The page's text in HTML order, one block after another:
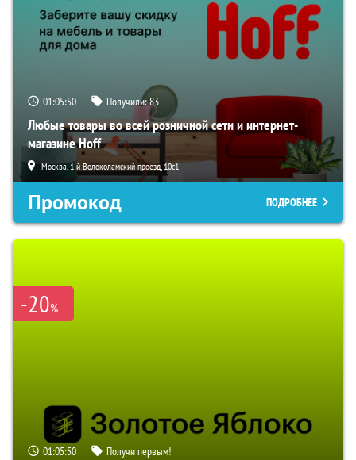
01:05:50 Получили:83
Любые товары во всей розничной сети и интернет-
магазине Hoff
Москва, 1-й Волоколамский проезд, 10с1
Промокод ПОДРОБНЕЕ
-20%
01:05:50 Получи первым!